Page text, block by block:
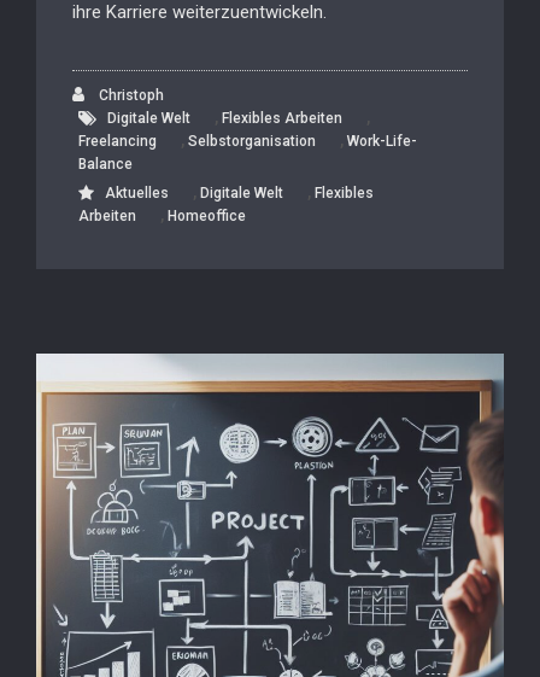
ihre Karriere weiterzuentwickeln.
Christoph
Digitale Welt
, Flexibles Arbeiten ,
Freelancing , Selbstorganisation , Work-Life-
Balance
Aktuelles
, Digitale Welt , Flexibles
Arbeiten
, Homeoffice